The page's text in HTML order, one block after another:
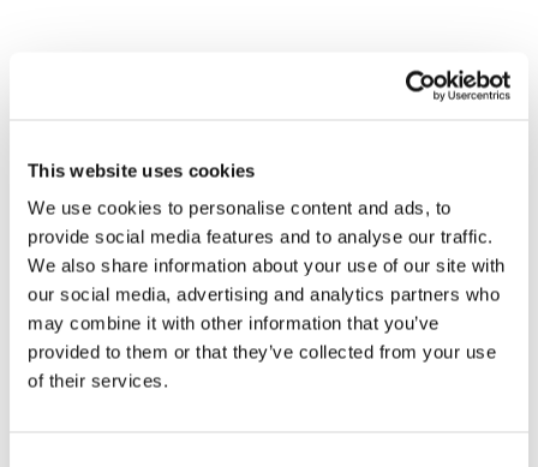
This website uses cookies
We use cookies to personalise content and ads, to
provide social media features and to analyse our traffic.
We also share information about your use of our site with
our social media, advertising and analytics partners who
may combine it with other information that you’ve
provided to them or that they’ve collected from your use
of their services.